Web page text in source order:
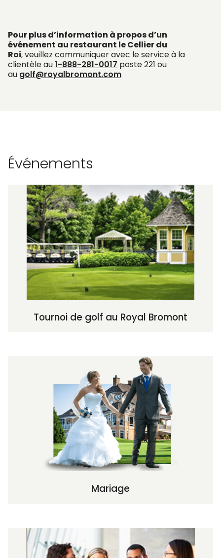
Pour plus d’information à propos d’un
événement au restaurant le Cellier du
Roi, veuillez communiquer avec le service à la
clientèle au1-888-281-0017 poste 221 ou
au golf@royalbromont.com
Événements
Tournoi de golf au Royal Bromont
Mariage